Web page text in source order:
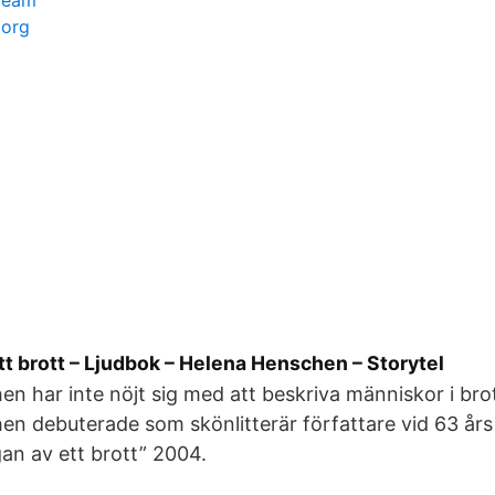
brott – Ljudbok – Helena Henschen – Storytel
har inte nöjt sig med att beskriva människor i
debuterade som skönlitterär författare vid 63
av ett brott” 2004.